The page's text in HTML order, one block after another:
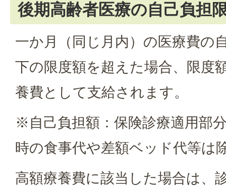
後期高齢者医療の自己負担
一か月（同じ月内）の医療費の
下の限度額を超えた場合、限度
養費として支給されます。
※自己負担額：保険診療適用部
時の食事代や差額ベッド代等は
高額療養費に該当した場合は、